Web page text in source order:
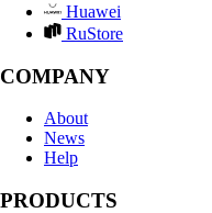
Huawei
RuStore
COMPANY
About
News
Help
PRODUCTS